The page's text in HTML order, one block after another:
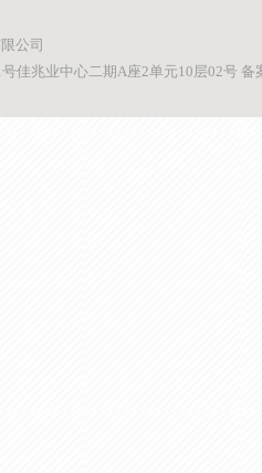
公司
佳兆业中心二期A座2单元10层02号 备